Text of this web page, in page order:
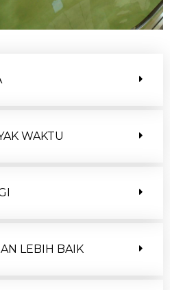
WAKTU
LEBIH BAIK